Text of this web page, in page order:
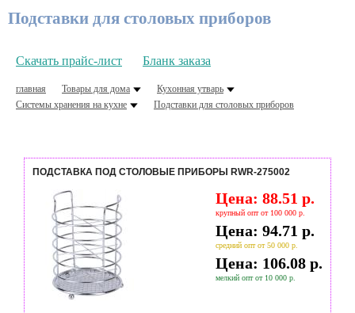
Подставки для столовых приборов
Скачать прайс-лист Бланк заказа
главная Товары для дома
Кухонная утварь
Системы хранения на кухне
Подставки для столовых приборов
ПОДСТАВКА ПОД СТОЛОВЫЕ ПРИБОРЫ RWR-275002
Цена: 88.51 р.
крупный опт от 100 000 р.
Цена: 94.71 р.
средний опт от 50 000 р.
Цена: 106.08 р.
мелкий опт от 10 000 р.